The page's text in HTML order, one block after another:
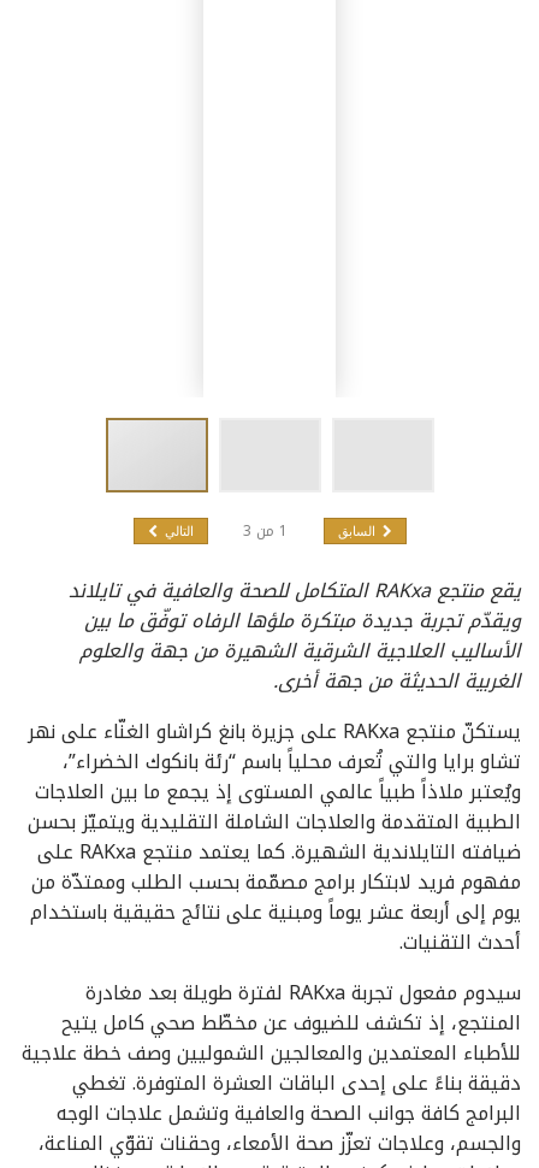
السابق 1 من 3 التالي
يقع منتجع RAKxa المتكامل للصحة والعافية في تايلاند
ويقدّم تجربة جديدة مبتكرة ملؤها الرفاه توفّق ما بين
الأساليب العلاجية الشرقية الشهيرة من جهة والعلوم
الغربية الحديثة من جهة أخرى.
يستكنّ منتجع RAKxa على جزيرة بانغ كراشاو الغنّاء على نهر
تشاو برايا والتي تُعرف محلياً باسم “رئة بانكوك الخضراء”،
ويُعتبر ملاذاً طبياً عالمي المستوى إذ يجمع ما بين العلاجات
الطبية المتقدمة والعلاجات الشاملة التقليدية ويتميّز بحسن
ضيافته التايلاندية الشهيرة. كما يعتمد منتجع RAKxa على
مفهوم فريد لابتكار برامج مصمّمة بحسب الطلب وممتدّة من
يوم إلى أربعة عشر يوماً ومبنية على نتائج حقيقية باستخدام
أحدث التقنيات.
سيدوم مفعول تجربة RAKxa لفترة طويلة بعد مغادرة
المنتجع، إذ تكشف للضيوف عن مخطّط صحي كامل يتيح
للأطباء المعتمدين والمعالجين الشموليين وصف خطة علاجية
دقيقة بناءً على إحدى الباقات العشرة المتوفرة. تغطي
البرامج كافة جوانب الصحة والعافية وتشمل علاجات الوجه
والجسم، وعلاجات تعزّز صحة الأمعاء، وحقنات تقوّي المناعة،